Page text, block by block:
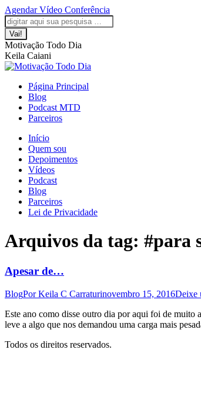
Saltar
para
o
conteúdo
Agendar Vídeo Conferência
A
página
Facebook
abre
numa
nova
janela
A
página
LinkedIn
abre
numa
nova
janela
A
página
Instagram
abre
numa
nova
janela
A
página
YouTube
abre
numa
nova
janela
A
página
WhatsApp
abre
numa
nova
janela
Pesquisar:
Motivação Todo Dia
Keila Caiani
Página Principal
Blog
Podcast MTD
Parceiros
Início
Quem sou
Depoimentos
Vídeos
Podcast
Blog
Parceiros
Lei de Privacidade
Arquivos da tag: #para
Apesar de…
BlogPorKeila C Carraturinovembro 15, 2016Deixe
Este ano como disse outro dia por aqui foi de muito
leve a algo que nos demandou uma carga mais
Todos os direitos reservados.